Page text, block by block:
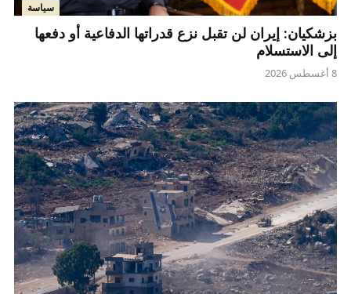
سياسة
بزشكيان: إيران لن تقبل نزع قدراتها الدفاعية أو دفعها
إلى الاستسلام
8 أغسطس 2026